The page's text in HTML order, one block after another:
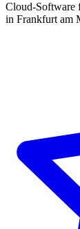
Cloud-Software
in Frankfurt am